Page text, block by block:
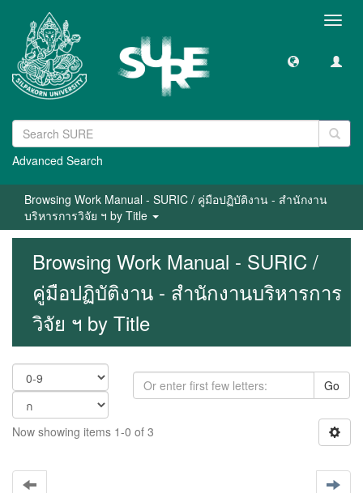
Advanced Search
Browsing Work Manual - SURIC / คู่มือปฏิบัติงาน - สำนักงาน
บริหารการวิจัย ฯ by Title
Browsing Work Manual - SURIC /
คู่มือปฏิบัติงาน - สำนักงานบริหารการ
วิจัย ฯ by Title
Go
Now showing items 1-0 of 3